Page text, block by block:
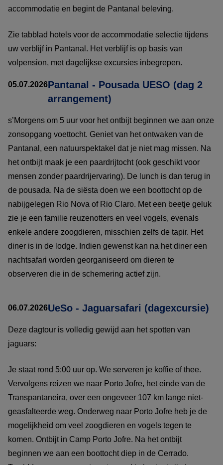
accommodatie en begint de Pantanal beleving.
Zie tabblad hotels voor de accommodatie selectie tijdens
uw verblijf in Pantanal. Het verblijf is op basis van
volpension, met dagelijkse excursies inbegrepen.
05.07.2026Pantanal - Pousada UESO (dag 2
arrangement)
s’Morgens om 5 uur voor het ontbijt beginnen we aan onze
zonsopgang voettocht. Geniet van het ontwaken van de
Pantanal, een natuurspektakel dat je niet mag missen. Na
het ontbijt maak je een paardrijtocht (ook geschikt voor
mensen zonder paardrijervaring). De lunch is dan terug in
de pousada. Na de siësta doen we een boottocht op de
nabijgelegen Rio Nova of Rio Claro. Met een beetje geluk
zie je een familie reuzenotters en veel vogels, evenals
enkele andere zoogdieren, misschien zelfs de tapir. Het
diner is in de lodge. Indien gewenst kan na het diner een
nachtsafari worden georganiseerd om dieren te
observeren die in de schemering actief zijn.
06.07.2026UeSo - Jaguarsafari (dagexcursie)
Deze dagtour is volledig gewijd aan het spotten van
jaguars:
Je staat rond 5:00 uur op. We serveren je koffie of thee.
Vervolgens reizen we naar Porto Jofre, het einde van de
Transpantaneira, over een ongeveer 107 km lange niet-
geasfalteerde weg. Onderweg naar Porto Jofre heb je de
mogelijkheid om veel zoogdieren en vogels tegen te
komen. Ontbijt in Camp Porto Jofre. Na het ontbijt
beginnen we aan een boottocht diep in de Cerrado.